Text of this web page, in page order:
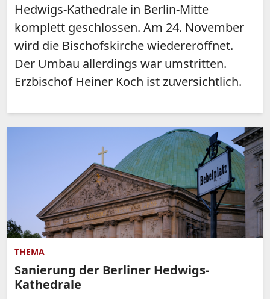
Hedwigs-Kathedrale in Berlin-Mitte
komplett geschlossen. Am 24. November
wird die Bischofskirche wiedereröffnet.
Der Umbau allerdings war umstritten.
Erzbischof Heiner Koch ist zuversichtlich.
THEMA
Sanierung der Berliner Hedwigs-
Kathedrale